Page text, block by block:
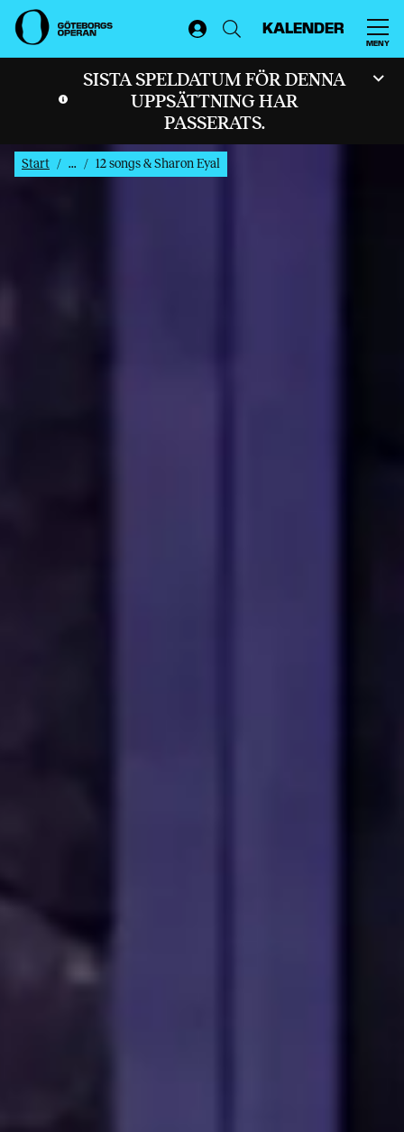
KALENDER
MENY
SISTA SPELDATUM FÖR DENNA
UPPSÄTTNING HAR
PASSERATS.
Start ... 12 songs & Sharon Eyal